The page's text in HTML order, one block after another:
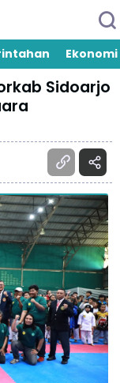
Ekonomi
Sidoarjo